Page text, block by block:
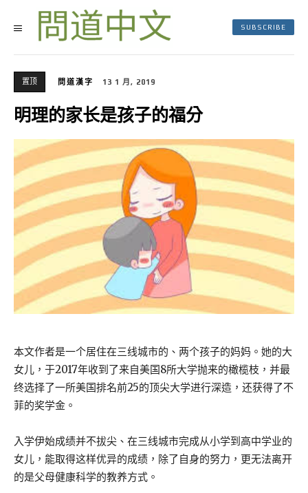
SUBSCRIBE
置顶 問道漢字 13 1 月, 2019
明理的家长是孩子的福分
本文作者是一个居住在三线城市的、两个孩子的妈妈。她的大
女儿，于2017年收到了来自美国8所大学抛来的橄榄枝，并最
终选择了一所美国排名前25的顶尖大学进行深造，还获得了不
菲的奖学金。
入学伊始成绩并不拔尖、在三线城市完成从小学到高中学业的
女儿，能取得这样优异的成绩，除了自身的努力，更无法离开
的是父母健康科学的教养方式。